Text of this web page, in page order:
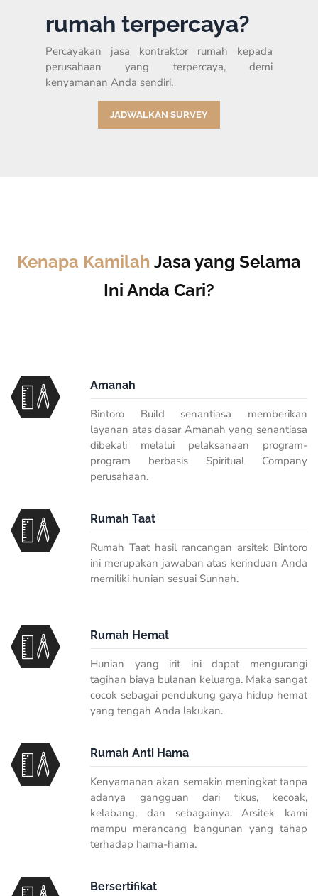
rumah terpercaya?
Percayakan jasa kontraktor rumah kepada
perusahaan yang terpercaya, demi
kenyamanan Anda sendiri.
JADWALKAN SURVEY
Kenapa Kamilah Jasa yang Selama
Ini Anda Cari?
Amanah
Bintoro Build senantiasa memberikan
layanan atas dasar Amanah yang senantiasa
dibekali melalui pelaksanaan program-
program berbasis Spiritual Company
perusahaan.
Rumah Taat
Rumah Taat hasil rancangan arsitek Bintoro
ini merupakan jawaban atas kerinduan Anda
memiliki hunian sesuai Sunnah.
Rumah Hemat
Hunian yang irit ini dapat mengurangi
tagihan biaya bulanan keluarga. Maka sangat
cocok sebagai pendukung gaya hidup hemat
yang tengah Anda lakukan.
Rumah Anti Hama
Kenyamanan akan semakin meningkat tanpa
adanya gangguan dari tikus, kecoak,
kelabang, dan sebagainya. Arsitek kami
mampu merancang bangunan yang tahap
terhadap hama-hama.
Bersertifikat